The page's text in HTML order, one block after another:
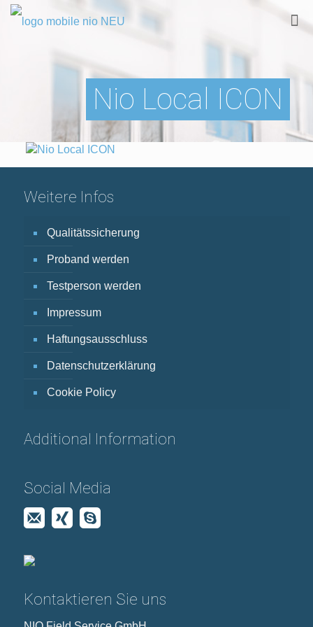
Nio Local ICON
Weitere Infos
Qualitätssicherung
Proband werden
Testperson werden
Impressum
Haftungsausschluss
Datenschutzerklärung
Cookie Policy
Additional Information
Social Media
Kontaktieren Sie uns